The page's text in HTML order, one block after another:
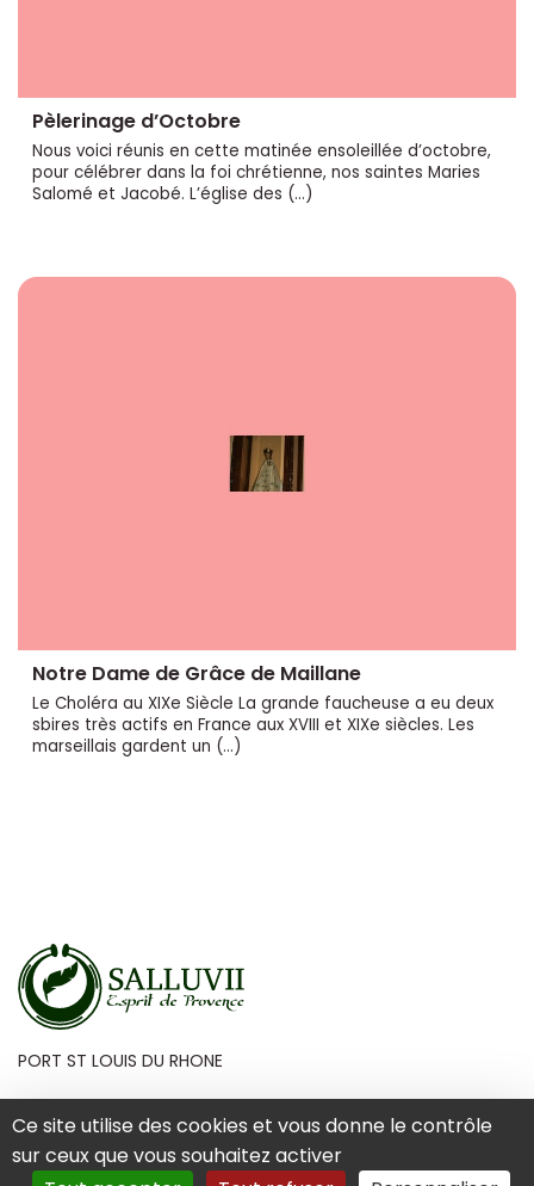
Ce site utilise des cookies et vous donne le contrôle
sur ceux que vous souhaitez activer
Pèlerinage d’Octobre
Nous voici réunis en cette matinée ensoleillée d’octobre,
pour célébrer dans la foi chrétienne, nos saintes Maries
Salomé et Jacobé. L’église des (…)
Notre Dame de Grâce de Maillane
Le Choléra au XIXe Siècle La grande faucheuse a eu deux
sbires très actifs en France aux XVIII et XIXe siècles. Les
marseillais gardent un (…)
PORT ST LOUIS DU RHONE
Mentions Légales